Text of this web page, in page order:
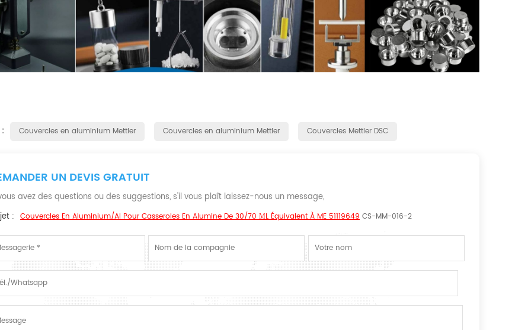
: Couvercles en aluminium Mettler Couvercles en aluminium Mettler Couvercles Mettler DSC
UN DEVIS GRATUIT
avez des questions ou des suggestions, s'il vous plaît laissez-nous un message,
: Couvercles En Aluminium/Al Pour Casseroles En Alumine De 30/70 ΜL Équivalent À ME 51119649 CS-MM-016-2